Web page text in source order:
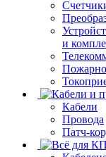
и
Кабели
Провода
Патч-